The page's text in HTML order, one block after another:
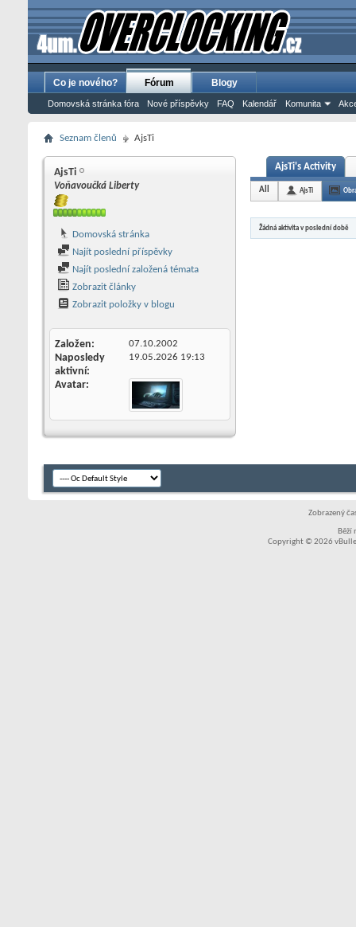
Co je nového? Fórum
Domovská stránka fóra Nové příspěvky FAQ Kalendář Komunita
Blogy
Seznam členů AjsTi
AjsTi
Voňavoučká Liberty
Domovská stránka
Najít poslední příspěvky
Najít poslední založená témata
Zobrazit články
Zobrazit položky v blogu
Založen 07.10.2002
Naposledy
aktivní
19.05.2026 19:13
Avatar
AjsTi's Activity
All AjsTi
Žádná aktivita v poslední době
Zobrazený
Běží
Copyright © 2026